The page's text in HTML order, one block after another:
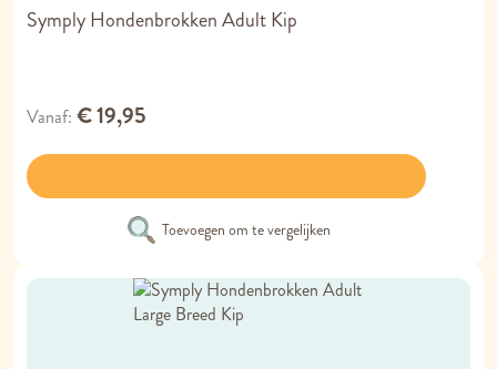
Symply Hondenbrokken Adult Kip
Vanaf € 19,95
Toevoegen om te vergelijken